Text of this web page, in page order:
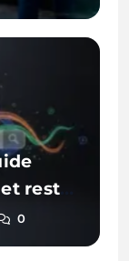
rester
0